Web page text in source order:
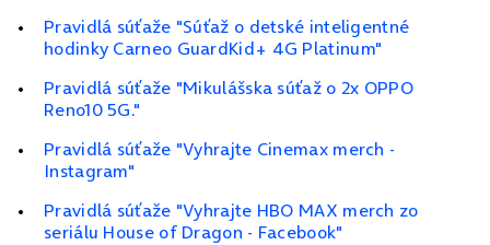
Pravidlá súťaže "Súťaž o detské inteligentné
hodinky Carneo GuardKid+ 4G Platinum"
Pravidlá súťaže "Mikulášska súťaž o 2x OPPO
Reno10 5G."
Pravidlá súťaže "Vyhrajte Cinemax merch -
Instagram"
Pravidlá súťaže "Vyhrajte HBO MAX merch zo
seriálu House of Dragon - Facebook"